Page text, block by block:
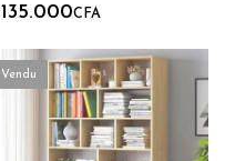
135.000CFA
Vendu